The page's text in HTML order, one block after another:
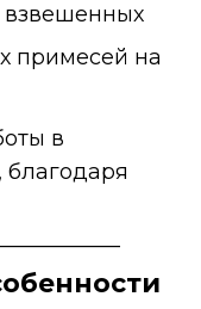
взвешенных
примесей на
в